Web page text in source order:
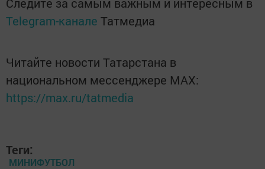
Telegram-канале Татмедиа
Читайте новости Татарстана в
национальном мессенджере MАХ:
https://max.ru/tatmedia
Теги:
МИНИФУТБОЛ